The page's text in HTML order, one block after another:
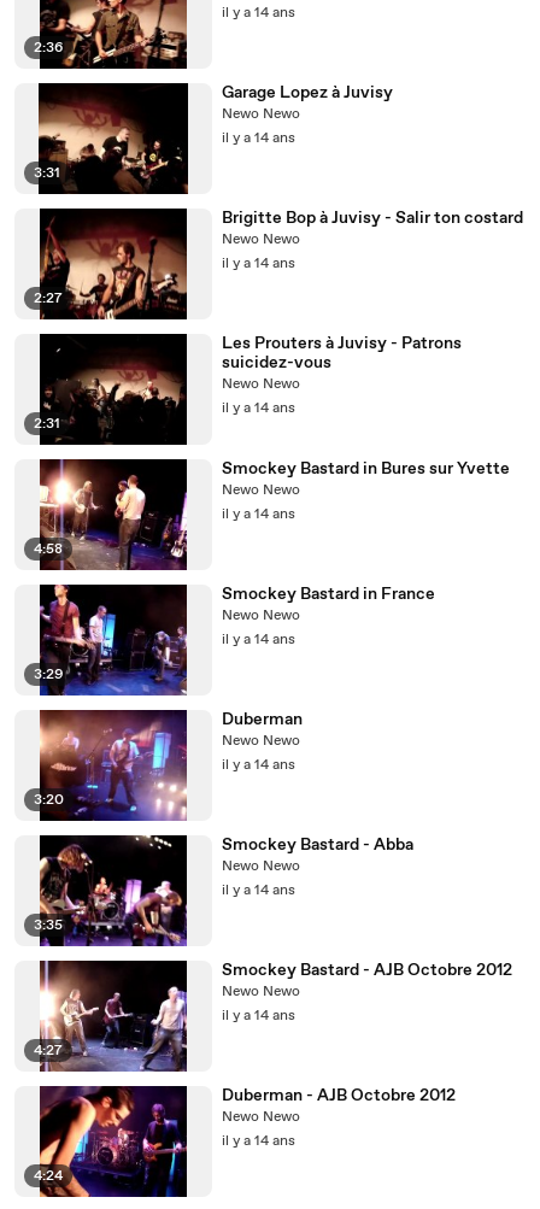
2:36
il y a 14 ans
3:31
Garage Lopez à Juvisy
Newo Newo
il y a 14 ans
2:27
Brigitte Bop à Juvisy - Salir ton costard
Newo Newo
il y a 14 ans
2:31
Les Prouters à Juvisy - Patrons
suicidez-vous
Newo Newo
il y a 14 ans
4:58
Smockey Bastard in Bures sur Yvette
Newo Newo
il y a 14 ans
3:29
Smockey Bastard in France
Newo Newo
il y a 14 ans
3:20
Duberman
Newo Newo
il y a 14 ans
3:35
Smockey Bastard - Abba
Newo Newo
il y a 14 ans
4:27
Smockey Bastard - AJB Octobre 2012
Newo Newo
il y a 14 ans
4:24
Duberman - AJB Octobre 2012
Newo Newo
il y a 14 ans